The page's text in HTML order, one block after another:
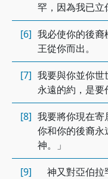
罕，因為我已立
[6] 我必使你的後
王從你而出。
[7] 我要與你並你
永遠的約，是
[8] 我要將你現在
你和你的後裔
神。」
[9]
神又對亞伯拉